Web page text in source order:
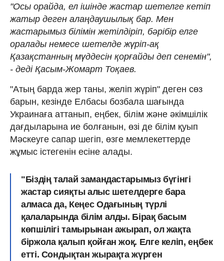
"Осы орайда, ел ішінде жастар шетелге кетіп
жатыр деген алаңдаушылық бар. Мен
жастарымыз білімін жетілдіріп, бәрібір елге
оралады немесе шетелде жүріп-ақ
Қазақстанның мүддесін қорғайды деп сенемін",
- деді Қасым-Жомарт Тоқаев.
"Атың барда жер таны, желіп жүріп" деген сөз
барын, кезінде Елбасы бозбала шағында
Украинаға аттанып, еңбек, білім және әкімшілік
дағдыларына ие болғанын, өзі де білім қуып
Мәскеуге сапар шегіп, өзге мемлекеттерде
жұмыс істегенін есіне алады.
"Біздің талай замандастарымыз бүгінгі
жастар сияқты алыс шетелдерге бара
алмаса да, Кеңес Одағының түрлі
қалаларында білім алды. Бірақ басым
көпшілігі тамырынан ажырап, ол жақта
біржола қалып қойған жоқ. Елге келіп, еңбек
етті. Сондықтан жырақта жүрген